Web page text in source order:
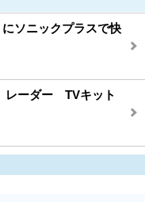
ソニックプラスで快
レーダー TVキット